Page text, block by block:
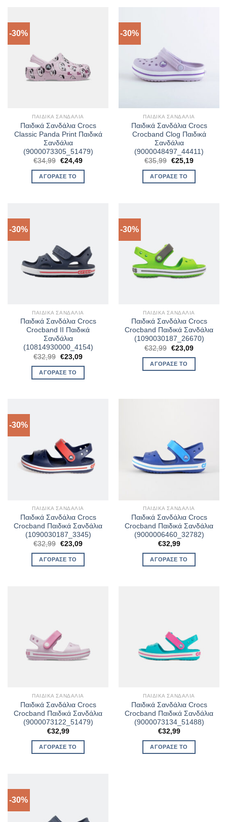
-30%
ΠΑΙΔΙΚΆ ΣΑΝΔΆΛΙΑ
Παιδικά Σανδάλια Crocs
Classic Panda Print Παιδικά
Σανδάλια
(9000073305_51479)
€34,99 Original
was:
€34,99.
€24,49Η
ΑΓΌΡΑΣΈ ΤΟ
-30%
ΠΑΙΔΙΚΆ ΣΑΝΔΆΛΙΑ
Παιδικά Σανδάλια Crocs
Crocband Clog Παιδικά
Σανδάλια
(9000048497_44411)
€35,99 Original
was:
€35,99.
€25,19Η
ΑΓΌΡΑΣΈ ΤΟ
-30%
ΠΑΙΔΙΚΆ ΣΑΝΔΆΛΙΑ
Παιδικά Σανδάλια Crocs
Crocband II Παιδικά
Σανδάλια
(10814930000_4154)
€32,99 Original
price
was:
€32,99.
€23,09Η
τιμή
ΑΓΌΡΑΣΈ ΤΟ
-30%
ΠΑΙΔΙΚΆ ΣΑΝΔΆΛΙΑ
Παιδικά Σανδάλια Crocs
Crocband Παιδικά Σανδάλια
(1090030187_26670)
€32,99 Original
price
was:
€32,99.
€23,09Η
τιμή
ΑΓΌΡΑΣΈ ΤΟ
-30%
ΠΑΙΔΙΚΆ ΣΑΝΔΆΛΙΑ
Παιδικά Σανδάλια Crocs
Crocband Παιδικά Σανδάλια
(1090030187_3345)
€32,99 Original
was:
€32,99.
€23,09Η
ΑΓΌΡΑΣΈ ΤΟ
ΠΑΙΔΙΚΆ ΣΑΝΔΆΛΙΑ
Παιδικά Σανδάλια Crocs
Crocband Παιδικά Σανδάλια
(9000006460_32782)
€32,99
ΑΓΌΡΑΣΈ ΤΟ
ΠΑΙΔΙΚΆ ΣΑΝΔΆΛΙΑ
Παιδικά Σανδάλια Crocs
Crocband Παιδικά Σανδάλια
(9000073122_51479)
€32,99
ΑΓΌΡΑΣΈ ΤΟ
ΠΑΙΔΙΚΆ ΣΑΝΔΆΛΙΑ
Παιδικά Σανδάλια Crocs
Crocband Παιδικά Σανδάλια
(9000073134_51488)
€32,99
ΑΓΌΡΑΣΈ ΤΟ
-30%